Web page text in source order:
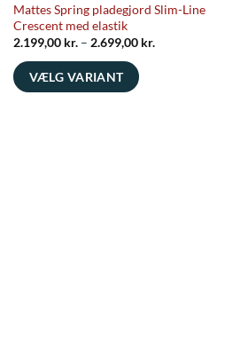
Mattes Spring pladegjord Slim-Line
Crescent med elastik
2.199,00 kr. – 2.699,00 kr.
VÆLG VARIANT